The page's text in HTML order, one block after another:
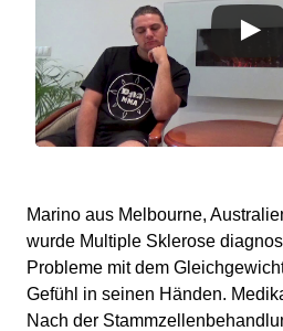
Marino aus Melbourne,
wurde Multiple Sklerose
Probleme mit dem
Gefühl in seinen Händen.
Nach der